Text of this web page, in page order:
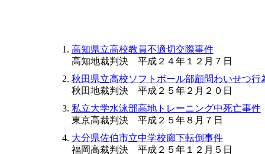
高知県立高校教員不適切交際事件
高知地裁判決 平成２４年１２月７日
秋田県立高校ソフトボール部顧問わいせつ行
秋田地裁判決 平成２５年２月２０日
私立大学水泳部高地トレーニング中死亡事件
東京高裁判決 平成２５年８月７日
大分県佐伯市立中学校廊下転倒事件
福岡高裁判決 平成２５年１２月５日